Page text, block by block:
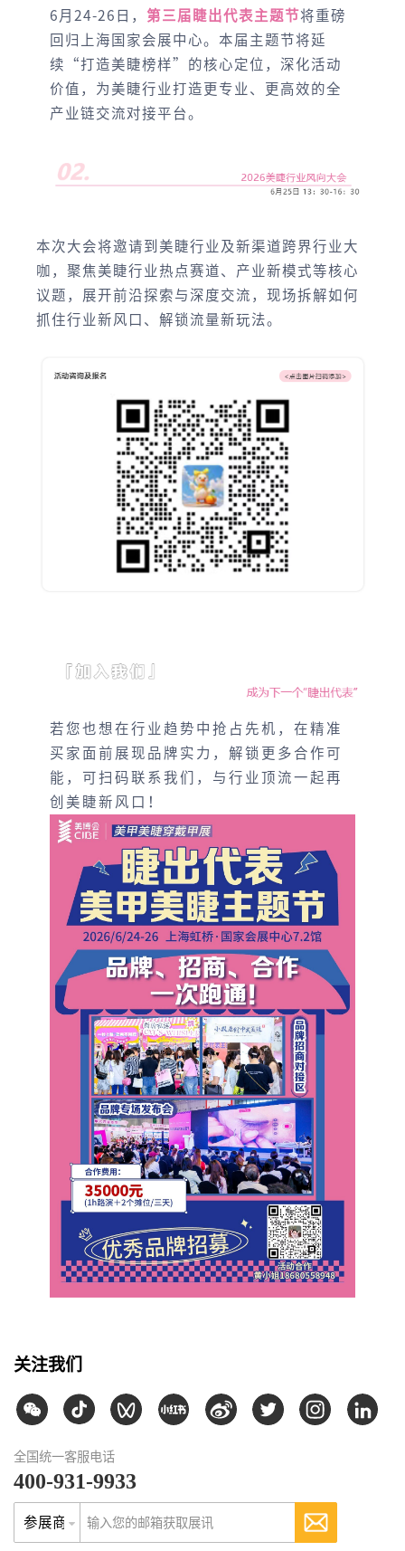
6月24-26日， 第三届睫出代表主题节将重磅
回归上海国家会展中心。本届主题节将延
续“打造美睫榜样”的核心定位，深化活动
价值，为美睫行业打造更专业、更高效的全
产业链交流对接平台。
本次大会将邀请到美睫行业及新渠道跨界行业大
咖，聚焦美睫行业热点赛道、产业新模式等核心
议题，展开前沿探索与深度交流，现场拆解如何
抓住行业新风口、解锁流量新玩法。
若您也想在行业趋势中抢占先机，在精准
买家面前展现品牌实力，解锁更多合作可
能，可扫码联系我们，与行业顶流一起再
创美睫新风口！
关注我们
全国统一客服电话
400-931-9933
参展商